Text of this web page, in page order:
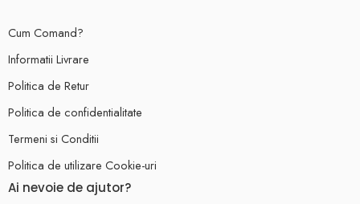
Cum Comand?
Informatii Livrare
Politica de Retur
Politica de confidentialitate
Termeni si Conditii
Politica de utilizare Cookie-uri
Ai nevoie de ajutor?